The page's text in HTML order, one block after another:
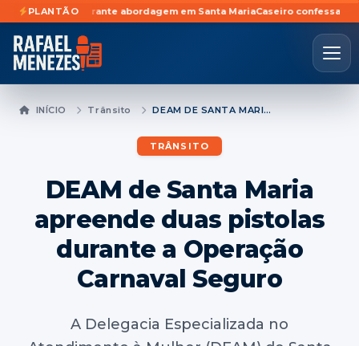
PLANTÃO
durante abordagem em Santa MariaCaseiro confessa
INÍCIO Trânsito DEAM DE SANTA MARIA APREENDE DUAS PISTOLAS DURANTE A OPERAÇÃO CARNAVAL SEGURO
TRÂNSITO
DEAM de Santa Maria
apreende duas pistolas
durante a Operação
Carnaval Seguro
A Delegacia Especializada no